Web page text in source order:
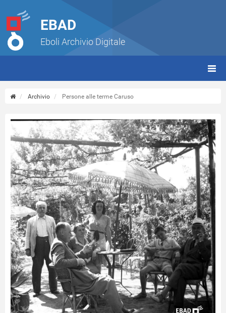
EBAD
Eboli Archivio Digitale
Archivio Persone alle terme Caruso